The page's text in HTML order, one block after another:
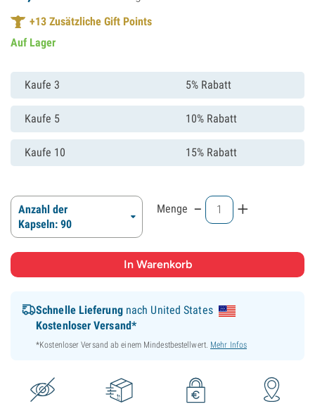
+13 Zusätzliche Gift Points
Auf Lager
Kaufe 3 5% Rabatt
Kaufe 5 10% Rabatt
Kaufe 10 15% Rabatt
Anzahl der
Kapseln: 90
Menge - +
Schnelle Lieferungnach United States
Kostenloser Versand*
*Kostenloser Versand ab einem Mindestbestellwert. Mehr Infos